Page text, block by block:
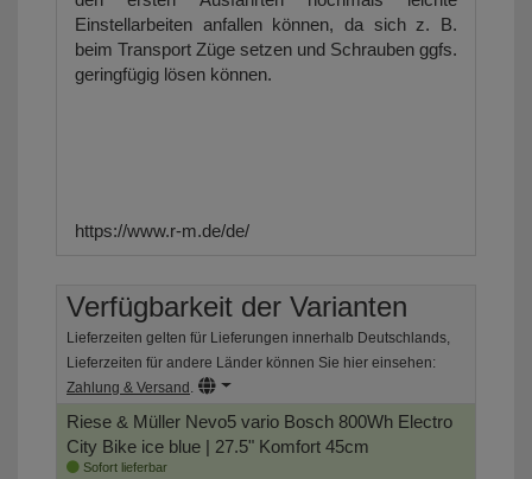
Einstellarbeiten anfallen können, da sich z. B.
beim Transport Züge setzen und Schrauben ggfs.
geringfügig lösen können.
https://www.r-m.de/de/
Verfügbarkeit der Varianten
Lieferzeiten gelten für Lieferungen innerhalb Deutschlands,
Lieferzeiten für andere Länder können Sie hier einsehen:
Zahlung & Versand .
Riese & Müller Nevo5 vario Bosch 800Wh Electro
City Bike ice blue | 27.5" Komfort 45cm
Sofort lieferbar